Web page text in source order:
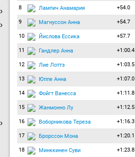
8 Лампич Анамария +54.0
9 Магнуссон Анна +54.7
10 Йислова Ессика +57.7
11 Гандлер Анна +1:00.4
12 Лие Лоттэ +1:03.5
13 Юппе Анна +1:07.0
14 Фойгт Ванесса +1:11.8
15 Жанмонно Лу +1:12.5
16 Воборникова Тереза +1:16.3
17 Брорссон Мона +1:20.1
18 Минккинен Суви +1:23.8